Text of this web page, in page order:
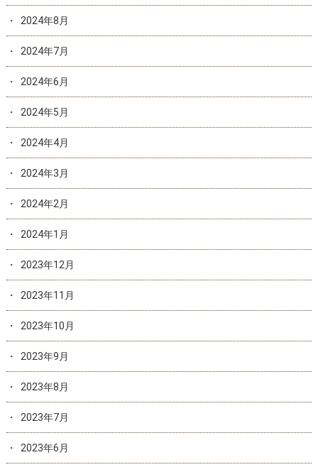
2024年8月
2024年7月
2024年6月
2024年5月
2024年4月
2024年3月
2024年2月
2024年1月
2023年12月
2023年11月
2023年10月
2023年9月
2023年8月
2023年7月
2023年6月